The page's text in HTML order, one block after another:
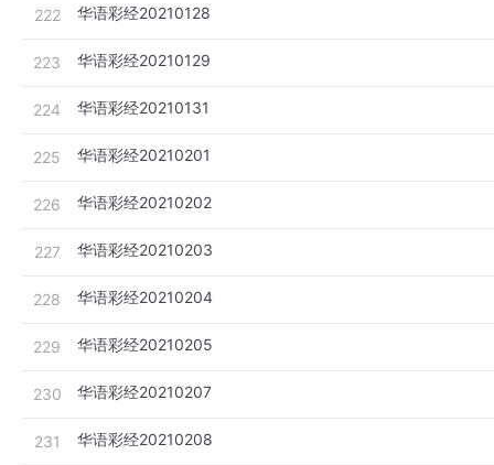
222 华语彩经20210128
223 华语彩经20210129
224 华语彩经20210131
225 华语彩经20210201
226 华语彩经20210202
227 华语彩经20210203
228 华语彩经20210204
229 华语彩经20210205
230 华语彩经20210207
231 华语彩经20210208